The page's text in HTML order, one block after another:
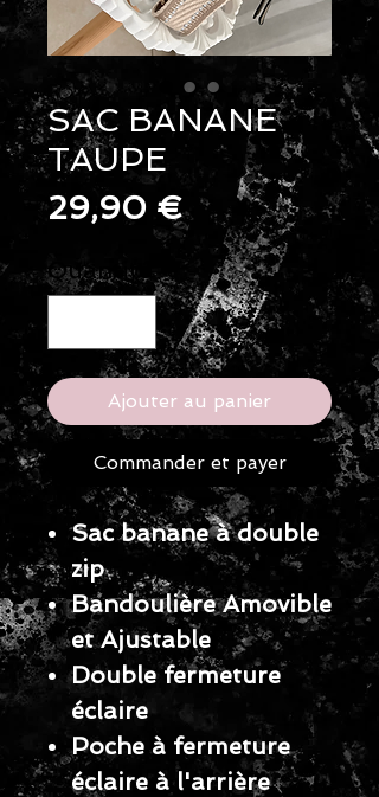
SAC BANANE
TAUPE
29,90 €Prix
Quantité *
Ajouter au panier
Commander et payer
Sac banane à double
zip
Bandoulière Amovible
et Ajustable
Double fermeture
éclaire
Poche à fermeture
éclaire à l'arrière